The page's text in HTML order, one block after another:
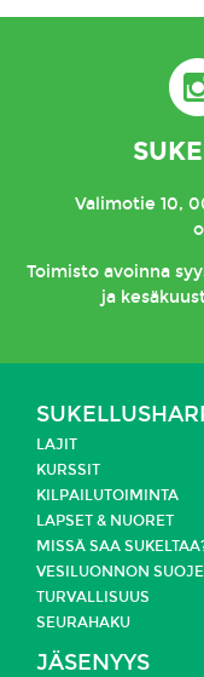
Valimotie 10,
Toimistoavoinna
ja
LAJIT
KURSSIT
KILPAILUTOIMINTA
LAPSET & NUORET
MISSÄ SAA
VESILUONNON
TURVALLISUUS
SEURAHAKU
JÄSENYYS